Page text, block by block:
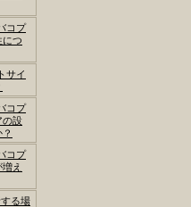
コプ
につ
サイ
コプ
の設
コプ
え
る場